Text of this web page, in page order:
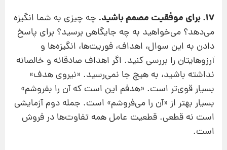
17. برای موفقیت مصمم باشید.
چه چیزی به شما انگیزه
می‌دهد؟ می‌خواهید به چه جایگاهی برسید؟ برای پاسخ
دادن به این سوال، اهداف‌، فوریت‌ها، انگیزه‌ها و
آرزوهایتان را بررسی کنید. اگر اهداف صادقانه و خالصانه‌
نداشته باشید، به هیچ جا نمی‌رسید. «نیروی هدف»
بسیار قوی‌‌تر است. «هدفم این است که آن را بفروشم»
بسیار بهتر از «آن را می‌فروشم» است. جمله دوم آزمایشی
است نه قطعی. قطعیت عامل همه تفاوت‌ها در فروش
است.